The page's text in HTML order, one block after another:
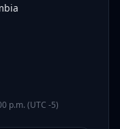
p.m. (UTC -5)